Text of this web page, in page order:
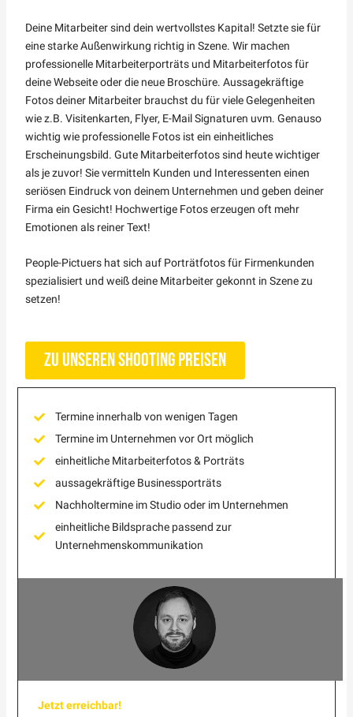
Deine Mitarbeiter sind dein wertvollstes Kapital! Setzte sie für
eine starke Außenwirkung richtig in Szene. Wir machen
professionelle Mitarbeiterporträts und Mitarbeiterfotos für
deine Webseite oder die neue Broschüre. Aussagekräftige
Fotos deiner Mitarbeiter brauchst du für viele Gelegenheiten
wie z.B. Visitenkarten, Flyer, E-Mail Signaturen uvm. Genauso
wichtig wie professionelle Fotos ist ein einheitliches
Erscheinungsbild. Gute Mitarbeiterfotos sind heute wichtiger
als je zuvor! Sie vermitteln Kunden und Interessenten einen
seriösen Eindruck von deinem Unternehmen und geben deiner
Firma ein Gesicht! Hochwertige Fotos erzeugen oft mehr
Emotionen als reiner Text!
People-Pictuers hat sich auf Porträtfotos für Firmenkunden
spezialisiert und weiß deine Mitarbeiter gekonnt in Szene zu
setzen!
Zu unseren Shooting Preisen
Termine innerhalb von wenigen Tagen
Termine im Unternehmen vor Ort möglich
einheitliche Mitarbeiterfotos & Porträts
aussagekräftige Businessporträts
Nachholtermine im Studio oder im Unternehmen
einheitliche Bildsprache passend zur
Unternehmenskommunikation
Jetzt erreichbar!